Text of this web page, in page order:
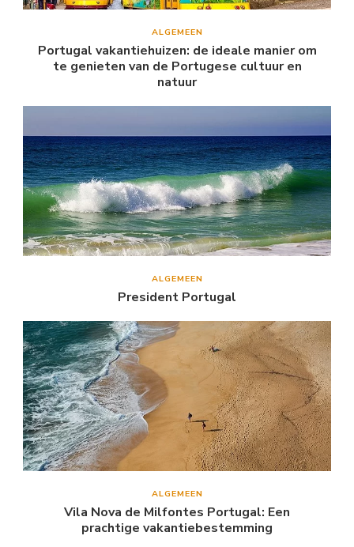
ALGEMEEN
Portugal vakantiehuizen: de ideale manier om
te genieten van de Portugese cultuur en
natuur
ALGEMEEN
President Portugal
ALGEMEEN
Vila Nova de Milfontes Portugal: Een
prachtige vakantiebestemming